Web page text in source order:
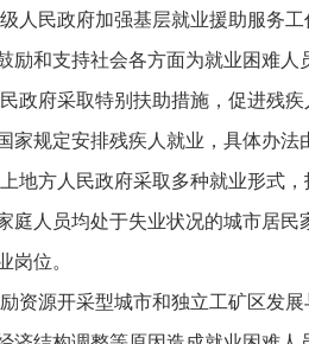
人民政府加强基层就业援助服务
励和支持社会各方面为就业困难人
政府采取特别扶助措施，促进残疾
家规定安排残疾人就业，具体办法
地方人民政府采取多种就业形式
人员均处于失业状况的城市居民
岗位。
资源开采型城市和独立工矿区发